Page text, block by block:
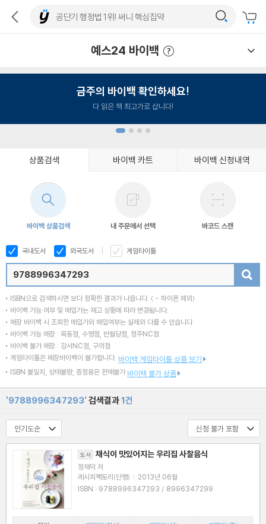
예스24 바이백
금주의 바이백 확인하세요!
다 읽은 책 최고가로 삽니다!
상품검색 바이백 카트 바이백 신청내역
바이백 상품검색 내 주문에서 선택 바코드 스캔
국내도서 외국도서 게임타이틀
ISBN으로 검색하시면 보다 정확한 결과가 나옵니다. ( - 하이픈 제외)
바이백 가능 여부 및 매입가는 재고 상황에 따라 변경됩니다.
매장 바이백 시 조회한 매입가와 매입여부는 실제와 다를 수 있습니다.
바이백 가능 매장 : 목동점, 수영점, 반월당점, 청주NC점
바이백 불가 매장 : 강서NC점, 구의점
게임타이틀은 매장바이백이 불가합니다. 바이백 게임타이틀 상품 보기
ISBN 불일치, 상태불량, 증정용은 판매불가 바이백 불가 상품
'9788996347293' 검색결과1건
도서 채식이 맛있어지는 우리집 사찰음식
정재덕 저
레시피팩토리(단행) | 2013년 06월
ISBN : 9788996347293 / 8996347299